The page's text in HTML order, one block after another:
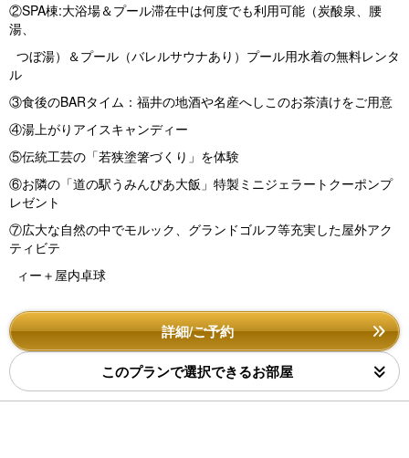
②SPA棟:大浴場＆プール滞在中は何度でも利用可能（炭酸泉、腰
湯、
つぼ湯）＆プール（バレルサウナあり）プール用水着の無料レンタ
ル
③食後のBARタイム：福井の地酒や名産へしこのお茶漬けをご用意
④湯上がりアイスキャンディー
⑤伝統工芸の「若狭塗箸づくり」を体験
⑥お隣の「道の駅うみんぴあ大飯」特製ミニジェラートクーポンプ
レゼント
⑦広大な自然の中でモルック、グランドゴルフ等充実した屋外アク
ティビテ
ィー＋屋内卓球
詳細/ご予約
このプランで選択できるお部屋